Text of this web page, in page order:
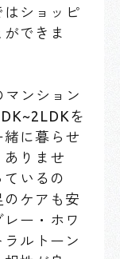
はショッピ
できま
ンション
を
に暮らせ
ありませ
いるの
ケアも安
ー・ホワ
ルトーン